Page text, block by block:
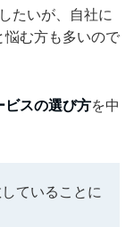
たいが、自社に
悩む方も多いので
ビスの選び方を中
ていることに